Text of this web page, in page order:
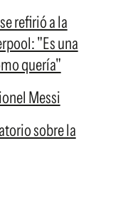
refirió a la
"Es una
quería"
Messi
sobre la